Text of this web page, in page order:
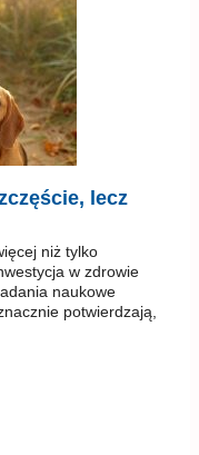
lecz
niż tylko
w zdrowie
naukowe
potwierdzają,